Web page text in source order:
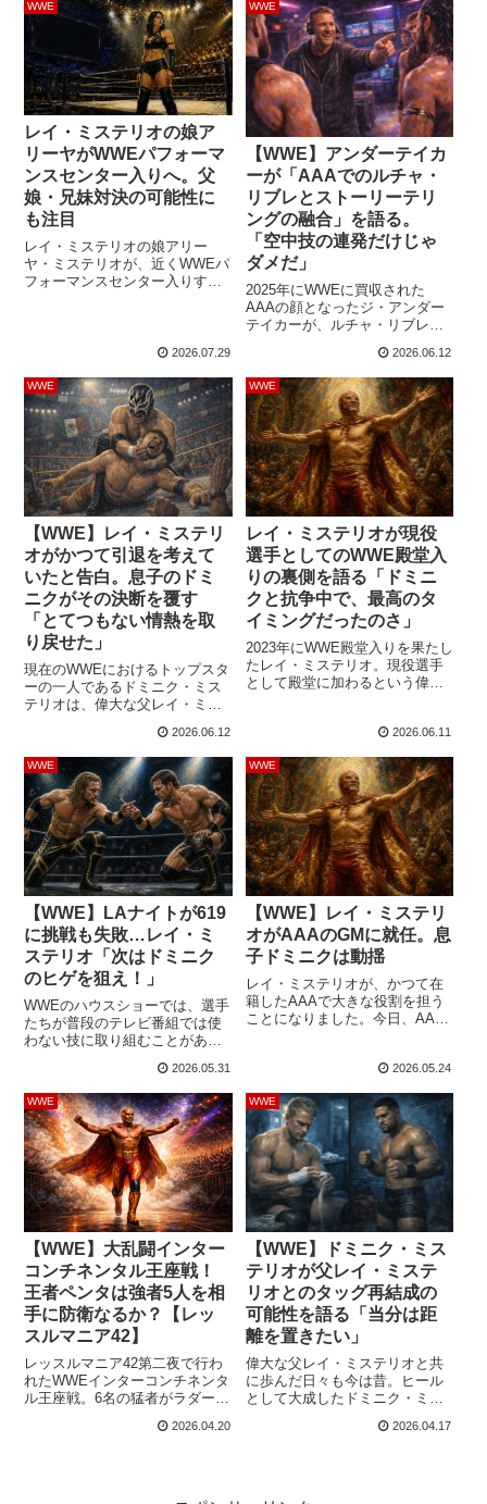
で実現したいと考えているよう
ねす。ドミニクは「The Ariel
Helwani Show」で、父レイが近
く引退する予定はないとしなが
ら、自身は以前から引退を求め
ていると語りました。妹のアリ
ーヤ...
台裏へ消えていったのです。番
組終盤では、ジェイコブ・ファ
トゥがかつての友人ロイス・キ
ーズとのストリートファイトに
勝利し、試合後も激しい攻撃を
続けました。その様子をステー
ジ上で見守ったレ...
WWE
レイ・ミステリオの娘ア
リーヤがWWEパフォーマ
ンスセンター入りへ。父
娘・兄妹対決の可能性に
も注目
レイ・ミステリオの娘アリー
ヤ・ミステリオが、近くWWEパ
フォーマンスセンター入りする
ーマンスセンターで活動を始め
場で参加するのか、正式に選手
契約を結んだのかは明らかにな
っていません。一方、SNSで
は、友人たちがアリーヤのWWE
入りを祝っ...
2026.07.29
WWE
【WWE】アンダーテイカ
ーが「AAAでのルチャ・
リブレとストーリーテリ
ングの融合」を語る。
「空中技の連発だけじゃ
ダメだ」
2025年にWWEに買収された
AAAの顔となったジ・アンダー
テイカーが、ルチャ・リブレに
る今後のビジョンについて語り
ました。現在、アンダーテイカ
ーはAAAのクリエイティブ責任
者（エグゼクティブプロデュー
サー）としてクリエイティブ・
チームを仕切っており、絶好調
の団体を舞台裏で牽引していま
す。多くのストーリーや試合が
称賛される中、先日...
2026.06.12
WWE
【WWE】レイ・ミステリ
オがかつて引退を考えて
いたと告白。息子のドミ
ニクがその決断を覆す
「とてつもない情熱を取
り戻せた」
現在のWWEにおけるトップスタ
ーの一人であるドミニク・ミス
テリオは、偉大な父レイ・ミス
大きな要因になりました。ドミ
ニクは2018年にレスラーとして
のトレーニングを開始し、2020
年にデビュー。しばらくは親子
でタッグを組み、2021年にはタ
ッグ王座を獲得しました。しか
し、ドミニクがJudgment Day入
り＆ヒールターンすると、そ...
2026.06.12
WWE
レイ・ミステリオが現役
選手としてのWWE殿堂入
りの裏側を語る「ドミニ
クと抗争中で、最高のタ
イミングだったのさ」
2023年にWWE殿堂入りを果たし
たレイ・ミステリオ。現役選手
として殿堂に加わるという偉業
中という最高のタイミング」が
ならずプロレス関係者を称える
WWE殿堂において、殿堂入りを
果たすのは「その時点で引退し
ている人物」であることが通例
でした。しかし、レイは現役選
手として殿堂入り...
2026.06.11
WWE
【WWE】LAナイトが619
に挑戦も失敗…レイ・ミ
ステリオ「次はドミニク
のヒゲを狙え！」
WWEのハウスショーでは、選手
たちが普段のテレビ番組では使
わない技に取り組むことがあり
会では、LAナイトがレジェンド
の技に挑戦しました。この日、
彼はドミニク・ミステリオと対
戦。ドミニクの持ち技であり、
偉大なルチャドール、レイ・ミ
ステリオのトレードマークでも
ある619を繰り出そうとしたもの
の、失敗してしまいました。LA
Knight...
2026.05.31
WWE
【WWE】レイ・ミステリ
オがAAAのGMに就任。息
子ドミニクは動揺
レイ・ミステリオが、かつて在
籍したAAAで大きな役割を担う
ことになりました。今日、AAA
表。2025年にWWEがAAAを買
事に取り組んできた大ベテラン
が団体を牽引することになりま
した。¡Rey Mysterio es el nuevo
Gerente General de ...
2026.05.24
WWE
【WWE】大乱闘インター
コンチネンタル王座戦！
王者ペンタは強者5人を相
手に防衛なるか？【レッ
スルマニア42】
レッスルマニア42第二夜で行わ
れたWWEインターコンチネンタ
ル王座戦。6名の猛者がラダーマ
者ペンタに挑むのは、レイ・ミ
2026.04.20
WWE
【WWE】ドミニク・ミス
テリオが父レイ・ミステ
リオとのタッグ再結成の
可能性を語る「当分は距
離を置きたい」
偉大な父レイ・ミステリオと共
に歩んだ日々も今は昔。ヒール
として大成したドミニク・ミス
むことはなさそうです。2026.04.17